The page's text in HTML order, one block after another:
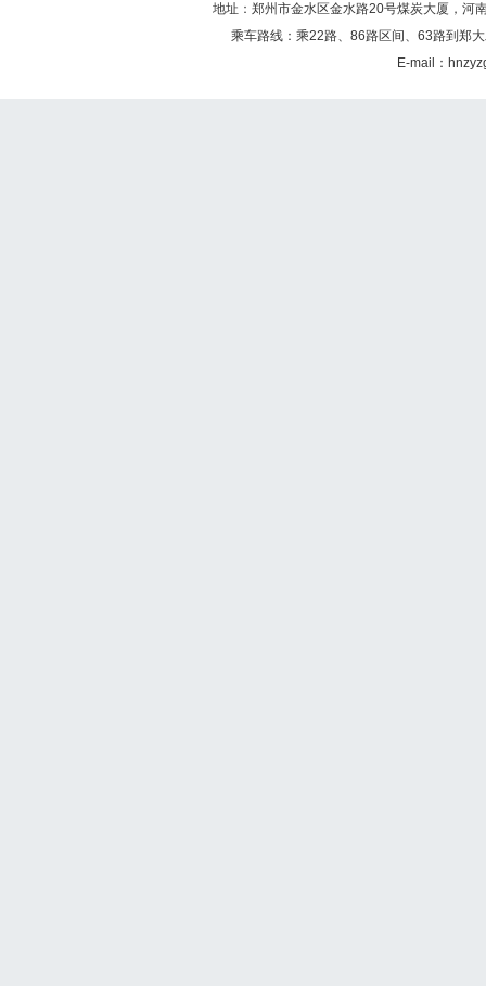
地址：郑州市金水区金水路20号煤炭大厦，河
乘车路线：乘22路、86路区间、63路到郑
E-mail：